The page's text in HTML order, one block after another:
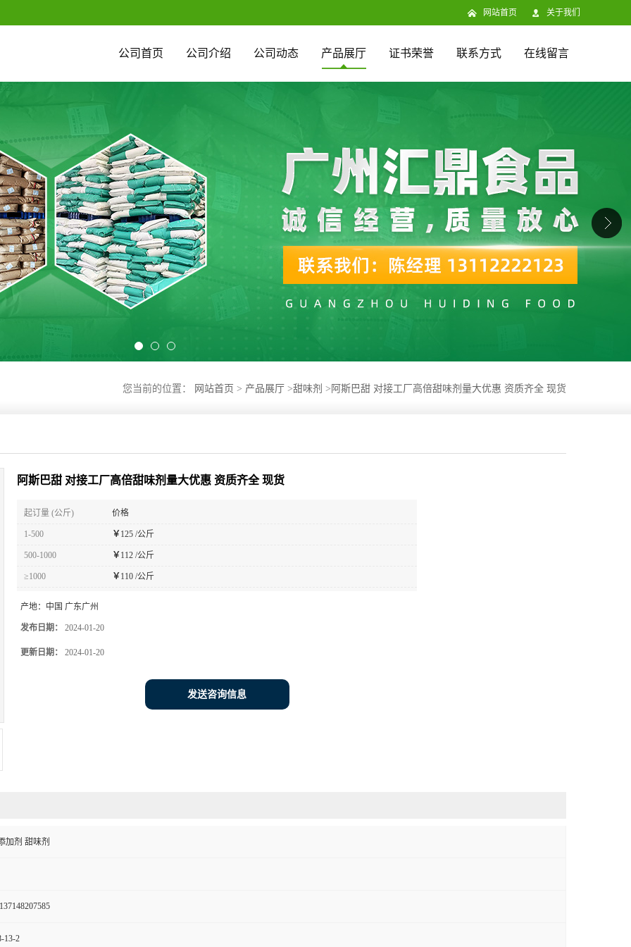
网站首页 关于我们
公司首页 公司介绍 公司动态 产品展厅 证书荣誉 联系方式 在线留言
您当前的位置： 网站首页 > 产品展厅 >甜味剂 > 阿斯巴甜 对接工厂高倍甜味剂量大优惠 资质齐全 现货
阿斯巴甜 对接工厂高倍甜味剂量大优惠 资质齐全 现货
起订量 (公斤) 价格
1-500 ￥ 125 /公斤
500-1000 ￥ 112 /公斤
≥1000 ￥ 110 /公斤
产地： 中国 广东广州
发布日期： 2024-01-20
更新日期： 2024-01-20
发送咨询信息
加剂 甜味剂
13-2